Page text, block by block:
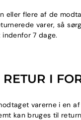
eller flere af de
varer, så
7 dage.
I
varerne i en
kan bruges til